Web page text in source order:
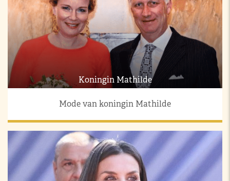
Koningin Mathilde
Mode van koningin Mathilde